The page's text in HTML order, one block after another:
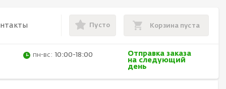
Пусто Корзина пуста
пн-вс: 10:00-18:00
Отправка заказа
на следующий
день